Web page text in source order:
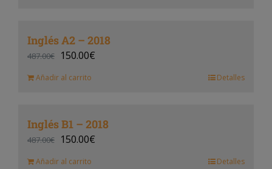
Inglés A2 – 2018
487.00€ 150.00€
Añadir al carrito Detalles
Inglés B1 – 2018
487.00€ 150.00€
Añadir al carrito Detalles